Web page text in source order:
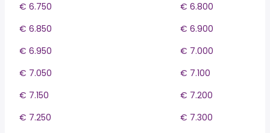
€ 6.750
€ 6.800
€ 6.850
€ 6.900
€ 6.950
€ 7.000
€ 7.050
€ 7.100
€ 7.150
€ 7.200
€ 7.250
€ 7.300